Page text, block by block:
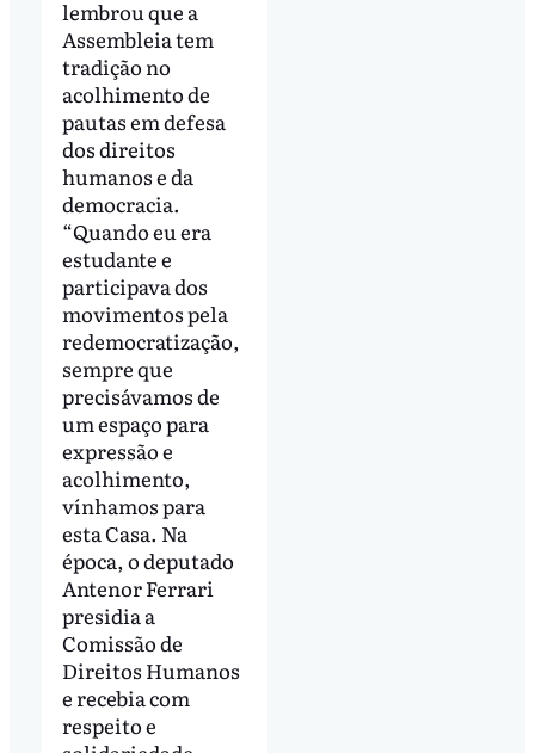
lembrou que a
Assembleia tem
tradição no
acolhimento de
pautas em defesa
dos direitos
humanos e da
democracia.
“Quando eu era
estudante e
participava dos
movimentos pela
redemocratização,
sempre que
precisávamos de
um espaço para
expressão e
acolhimento,
vínhamos para
esta Casa. Na
época, o deputado
Antenor Ferrari
presidia a
Comissão de
Direitos Humanos
e recebia com
respeito e